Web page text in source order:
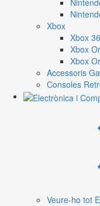
Xbox
Xbox
Xbox
Xbox
Accessoris
Consoles
Veure-ho tot